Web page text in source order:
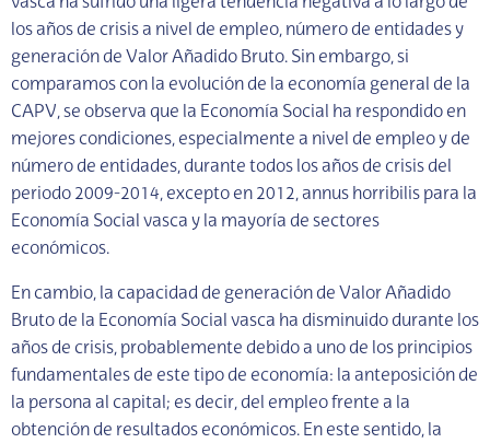
los años de crisis a nivel de empleo, número de entidades y
generación de Valor Añadido Bruto. Sin embargo, si
comparamos con la evolución de la economía general de la
CAPV, se observa que la Economía Social ha respondido en
mejores condiciones, especialmente a nivel de empleo y de
número de entidades, durante todos los años de crisis del
periodo 2009-2014, excepto en 2012, annus horribilis para la
Economía Social vasca y la mayoría de sectores
económicos.
En cambio, la capacidad de generación de Valor Añadido
Bruto de la Economía Social vasca ha disminuido durante los
años de crisis, probablemente debido a uno de los principios
fundamentales de este tipo de economía: la anteposición de
la persona al capital; es decir, del empleo frente a la
obtención de resultados económicos. En este sentido, la